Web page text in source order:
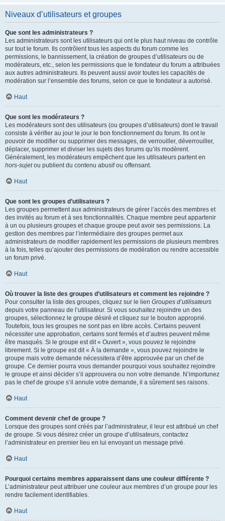
Niveaux d’utilisateurs et groupes
Que sont les administrateurs ?
Les administrateurs sont les utilisateurs qui ont le plus haut niveau de contrôle
sur tout le forum. Ils contrôlent tous les aspects du forum comme les
permissions, le bannissement, la création de groupes d’utilisateurs ou de
modérateurs, etc., selon les permissions que le fondateur du forum a attribuées
aux autres administrateurs. Ils peuvent aussi avoir toutes les capacités de
modération sur l’ensemble des forums, selon ce que le fondateur a autorisé.
Haut
Que sont les modérateurs ?
Les modérateurs sont des utilisateurs (ou groupes d’utilisateurs) dont le travail
consiste à vérifier au jour le jour le bon fonctionnement du forum. Ils ont le
pouvoir de modifier ou supprimer des messages, de verrouiller, déverrouiller,
déplacer, supprimer et diviser les sujets des forums qu’ils modèrent.
Généralement, les modérateurs empêchent que les utilisateurs partent en
hors-sujetou publient du contenu abusif ou offensant.
Haut
Que sont les groupes d’utilisateurs ?
Les groupes permettent aux administrateurs de gérer l’accès des membres et
des invités au forum et à ses fonctionnalités. Chaque membre peut appartenir
à un ou plusieurs groupes et chaque groupe peut avoir ses permissions. La
gestion des membres par l’intermédiaire des groupes permet aux
administrateurs de modifier rapidement les permissions de plusieurs membres
à la fois, telles qu’ajouter des permissions de modération ou rendre accessible
un forum privé.
Haut
Où trouver la liste des groupes d’utilisateurs et comment les rejoindre ?
Pour consulter la liste des groupes, cliquez sur le lien Groupes d’utilisateurs
depuis votre panneau de l’utilisateur. Si vous souhaitez rejoindre un des
groupes, sélectionnez le groupe désiré et cliquez sur le bouton approprié.
Toutefois, tous les groupes ne sont pas en libre accès. Certains peuvent
nécessiter une approbation, certains sont fermés et d’autres peuvent même
être masqués. Si le groupe est dit « Ouvert », vous pouvez le rejoindre
librement. Si le groupe est dit « À la demande », vous pouvez rejoindre le
groupe mais votre demande nécessitera d’être approuvée par un chef de
groupe. Ce dernier pourra vous demander pourquoi vous souhaitez rejoindre
le groupe et ainsi décider s’il approuvera ou non votre demande. N’importunez
pas le chef de groupe s’il annule votre demande, il a sûrement ses raisons.
Haut
Comment devenir chef de groupe ?
Lorsque des groupes sont créés par l’administrateur, il leur est attribué un chef
de groupe. Si vous désirez créer un groupe d’utilisateurs, contactez
l’administrateur en premier lieu en lui envoyant un message privé.
Haut
Pourquoi certains membres apparaissent dans une couleur différente ?
L’administrateur peut attribuer une couleur aux membres d’un groupe pour les
rendre facilement identifiables.
Haut